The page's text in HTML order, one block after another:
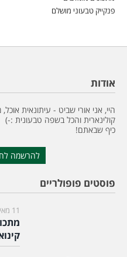
פנקייק טבעוני מושלם
אודות
היי, אני אורי שביט - עיתונאית
קולינארית והכל בשפה טבעונית :-)
כיף שבאתם!
להרשמה
פוסטים פופולריים
11 מאי, 2013